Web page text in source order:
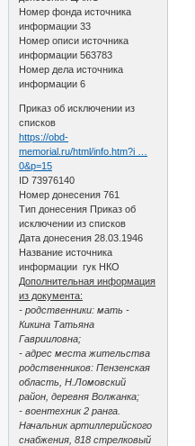
Номер фонда источника
информации 33
Номер описи источника
информации 563783
Номер дела источника
информации 6
Приказ об исключении из
списков
https://obd-
memorial.ru/html/info.htm?i …
0&p=15
ID 73976140
Номер донесения 761
Тип донесения Приказ об
исключении из списков
Дата донесения 28.03.1946
Название источника
информации гук НКО
Дополнительная информация
из документа:
- родственники: мать -
Кикина Татьяна
Гаврииловна;
- адрес места жительства
родственников: Пензенская
область, Н.Ломовский
район, деревня Волжанка;
- воентехник 2 ранга.
Начальник артиллерийского
снабжения, 818 стрелковый